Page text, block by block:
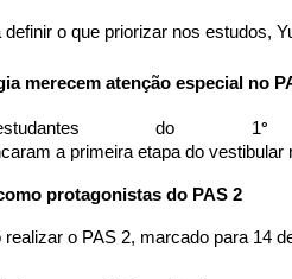
definir o que priorizar nos estudos,
merecem atenção especial no
do 1°
a primeira etapa do
protagonistas do PAS 2
o PAS 2, marcado para 14